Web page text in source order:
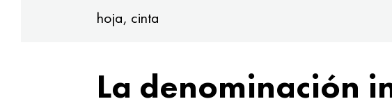
hoja, cinta
La denominación